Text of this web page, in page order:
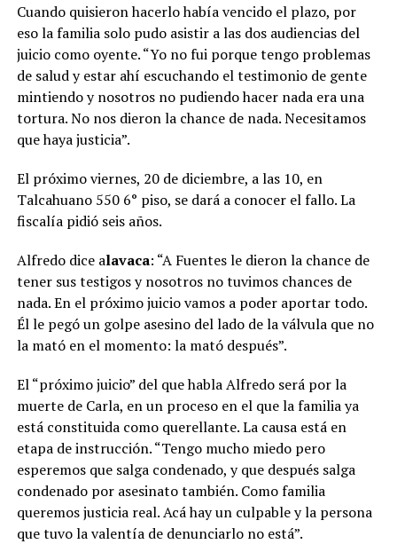
Cuando quisieron hacerlo había vencido el plazo, por
eso la familia solo pudo asistir a las dos audiencias del
juicio como oyente. “Yo no fui porque tengo problemas
de salud y estar ahí escuchando el testimonio de gente
mintiendo y nosotros no pudiendo hacer nada era una
tortura. No nos dieron la chance de nada. Necesitamos
que haya justicia”.
El próximo viernes, 20 de diciembre, a las 10, en
Talcahuano 550 6° piso, se dará a conocer el fallo. La
fiscalía pidió seis años.
Alfredo dice alavaca: “A Fuentes le dieron la chance de
tener sus testigos y nosotros no tuvimos chances de
nada. En el próximo juicio vamos a poder aportar todo.
Él le pegó un golpe asesino del lado de la válvula que no
la mató en el momento: la mató después”.
El “próximo juicio” del que habla Alfredo será por la
muerte de Carla, en un proceso en el que la familia ya
está constituida como querellante. La causa está en
etapa de instrucción. “Tengo mucho miedo pero
esperemos que salga condenado, y que después salga
condenado por asesinato también. Como familia
queremos justicia real. Acá hay un culpable y la persona
que tuvo la valentía de denunciarlo no está”.